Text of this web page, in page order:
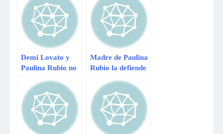
de Yo Soy
Demi Lovato y
Paulina Rubio no
en programa de
Talentos
Madre de Paulina
Rubio la defiende
sobre su peso